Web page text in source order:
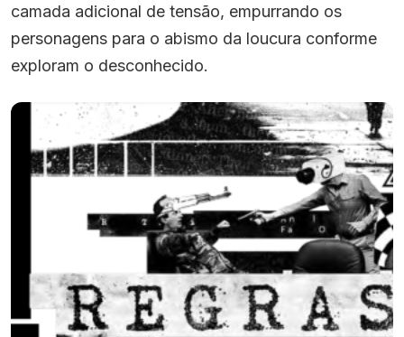
camada adicional de tensão, empurrando os
personagens para o abismo da loucura conforme
exploram o desconhecido.